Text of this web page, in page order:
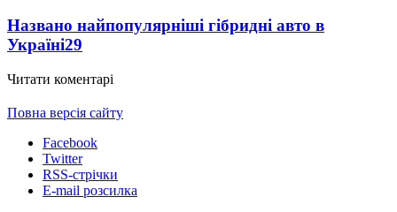
Названо найпопулярніші гібридні авто в
Україні29
Читати коментарі
Повна версія сайту
Facebook
Twitter
RSS-стрічки
E-mail розсилка